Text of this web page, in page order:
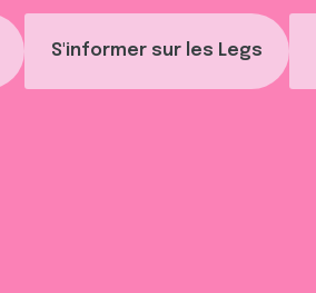
S'informer sur les Legs